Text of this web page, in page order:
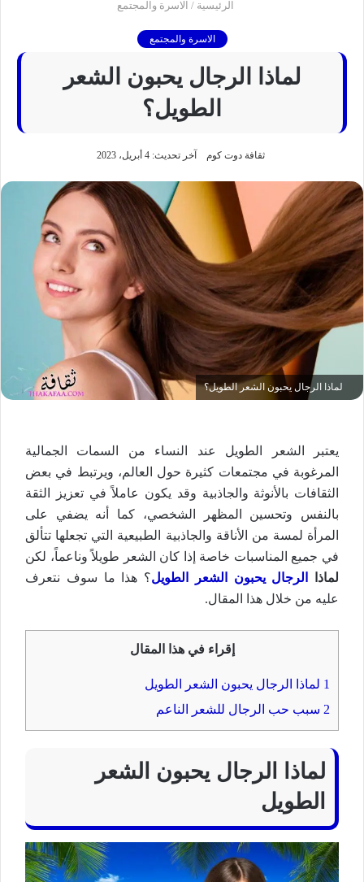
الرئيسية / الاسرة والمجتمع
الاسرة والمجتمع
لماذا الرجال يحبون الشعر
الطويل؟
ثقافة دوت كوم آخر تحديث: 4 أبريل، 2023
لماذا الرجال يحبون الشعر الطويل؟
يعتبر الشعر الطويل عند النساء من السمات الجمالية
المرغوبة في مجتمعات كثيرة حول العالم، ويرتبط في بعض
الثقافات بالأنوثة والجاذبية وقد يكون عاملاً في تعزيز الثقة
بالنفس وتحسين المظهر الشخصي، كما أنه يضفي على
المرأة لمسة من الأناقة والجاذبية الطبيعية التي تجعلها تتألق
في جميع المناسبات خاصة إذا كان الشعر طويلاً وناعماً، لكن
لماذا
الرجال يحبون الشعر الطويل؟ هذا ما سوف نتعرف
عليه من خلال هذا المقال.
إقراء في هذا المقال
1 لماذا الرجال يحبون الشعر الطويل
2 سبب حب الرجال للشعر الناعم
لماذا الرجال يحبون الشعر
الطويل